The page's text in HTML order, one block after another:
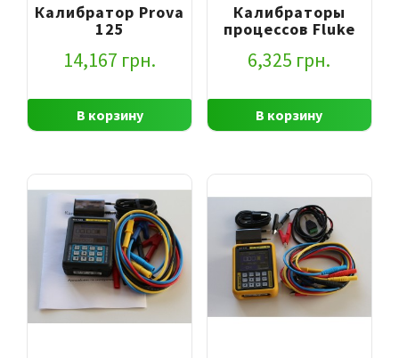
Калибратор Prova
125
14,167 грн.
В корзину
Калибраторы
процессов Fluke
6,325 грн.
В корзину